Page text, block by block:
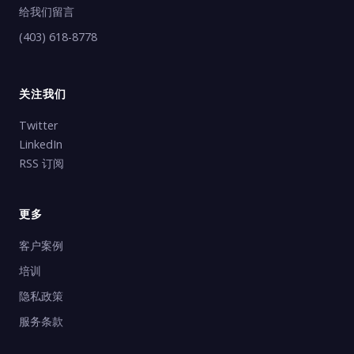
给我们留言
(403) 618-8778
关注我们
Twitter
LinkedIn
RSS 订阅
更多
客户案例
培训
隐私政策
服务条款